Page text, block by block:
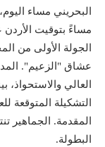
مساءً بتوقيت
الجولة الأولى من
عشاق "الزعيم".
العالي
التشكيلة
المقدمة. الجماهير
البطولة.